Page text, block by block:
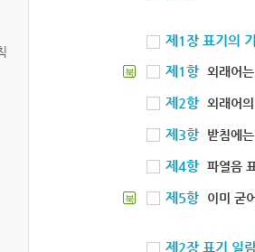
제1장 표기의
북 제1항 외래어
제2항 외래어
제3항 받침에
제4항 파열음
북 제5항 이미 굳
제2장 표기 일